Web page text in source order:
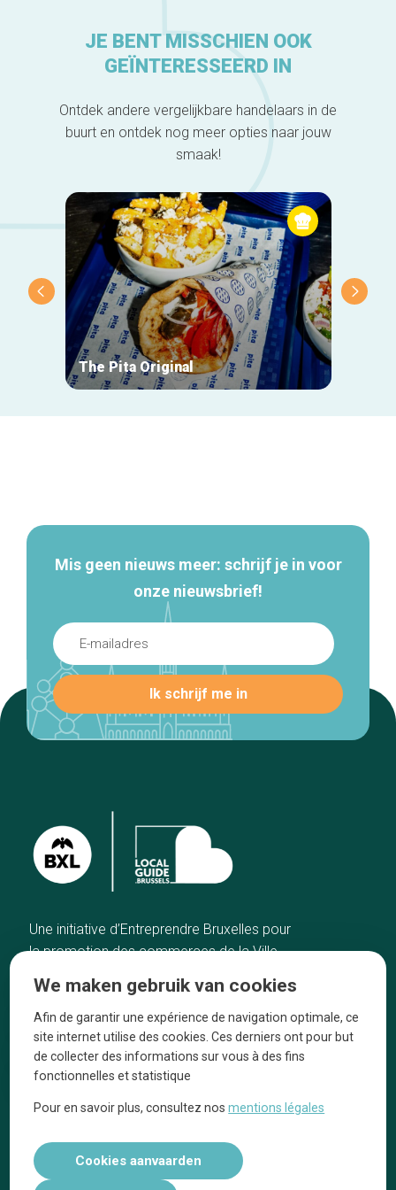
JE BENT MISSCHIEN OOK
GEÏNTERESSEERD IN
Ontdek andere vergelijkbare handelaars in de
buurt en ontdek nog meer opties naar jouw
smaak!
The Pita Original
Mis geen nieuws meer: schrijf je in voor
onze nieuwsbrief!
Une initiative d’Entreprendre Bruxelles pour
la promotion des commerces de la Ville
Home
De beste adressen
Blog
Winkelwijken
Tops 10
De ambachtslieden
Over ons
Ze praten over ons!
kennisgevingen
We maken gebruik van cookies
Afin de garantir une expérience de navigation optimale, ce
site internet utilise des cookies. Ces derniers ont pour but
de collecter des informations sur vous à des fins
fonctionnelles et statistique
Pour en savoir plus, consultez nosmentions légales
Cookies aanvaarden